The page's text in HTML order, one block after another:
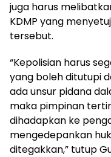
juga harus
KDMP yang
tersebut.
“Kepolisian harus
yang boleh ditutupi
ada unsur pidana
maka pimpinan
dihadapkan ke
mengedepankan
ditegakkan,” tutup